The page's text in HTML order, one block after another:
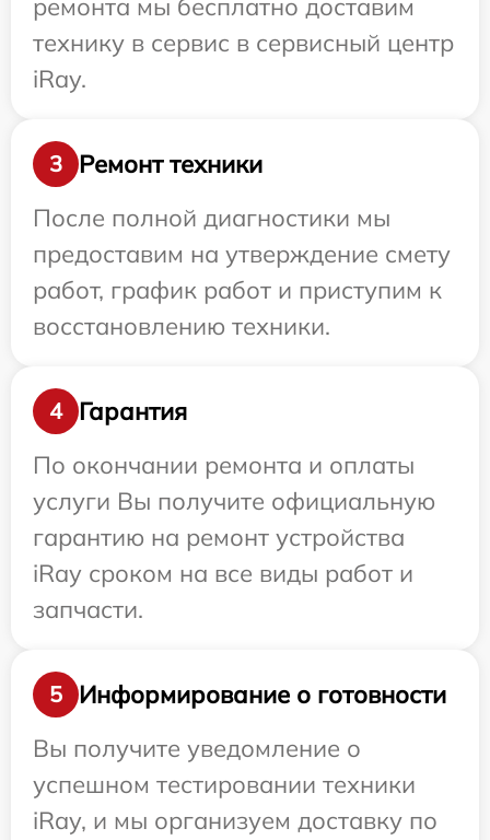
ремонта мы бесплатно доставим
технику в сервис в сервисный центр
iRay.
3
Ремонт техники
После полной диагностики мы
предоставим на утверждение смету
работ, график работ и приступим к
восстановлению техники.
4
Гарантия
По окончании ремонта и оплаты
услуги Вы получите официальную
гарантию на ремонт устройства
iRay сроком на все виды работ и
запчасти.
5
Информирование о готовности
Вы получите уведомление о
успешном тестировании техники
iRay, и мы организуем доставку по